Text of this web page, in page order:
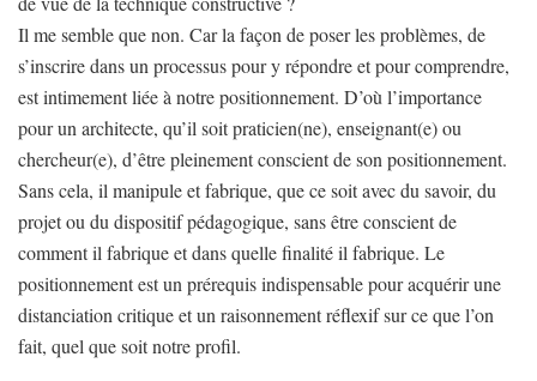
Il me semble que non. Car la façon de poser les problèmes, de
s’inscrire dans un processus pour y répondre et pour comprendre,
est intimement liée à notre positionnement. D’où l’importance
pour un architecte, qu’il soit praticien(ne), enseignant(e) ou
chercheur(e), d’être pleinement conscient de son positionnement.
Sans cela, il manipule et fabrique, que ce soit avec du savoir, du
projet ou du dispositif pédagogique, sans être conscient de
comment il fabrique et dans quelle finalité il fabrique. Le
positionnement est un prérequis indispensable pour acquérir une
distanciation critique et un raisonnement réflexif sur ce que l’on
fait, quel que soit notre profil.